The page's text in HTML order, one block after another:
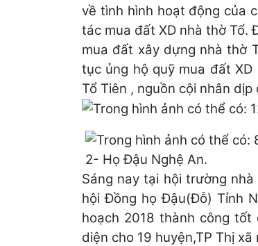
về tình hình hoạt động của
tác mua đất XD nhà thờ Tổ.
mua đất xây dựng nhà thờ
tục ủng hộ quỹ mua đất
Tổ Tiên , nguồn cội nhân
2- Họ Đậu Nghệ An.
Sáng nay tại hội trường
hội Đồng họ Đậu(Đỗ) Tỉnh
hoạch 2018 thành công
diện cho 19 huyện,TP Thị